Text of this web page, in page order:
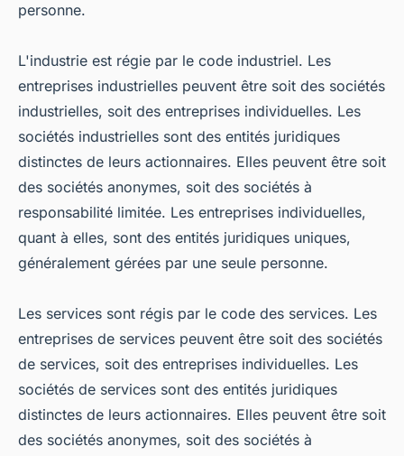
personne.
L'industrie est régie par le code industriel. Les
entreprises industrielles peuvent être soit des sociétés
industrielles, soit des entreprises individuelles. Les
sociétés industrielles sont des entités juridiques
distinctes de leurs actionnaires. Elles peuvent être soit
des sociétés anonymes, soit des sociétés à
responsabilité limitée. Les entreprises individuelles,
quant à elles, sont des entités juridiques uniques,
généralement gérées par une seule personne.
Les services sont régis par le code des services. Les
entreprises de services peuvent être soit des sociétés
de services, soit des entreprises individuelles. Les
sociétés de services sont des entités juridiques
distinctes de leurs actionnaires. Elles peuvent être soit
des sociétés anonymes, soit des sociétés à